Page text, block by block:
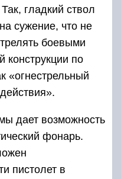
гладкий ствол
сужение, что не
боевыми
конструкции по
«огнестрельный
дает возможность
фонарь.
пистолет в